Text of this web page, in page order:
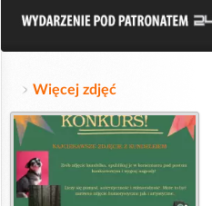
Więcej zdjęć